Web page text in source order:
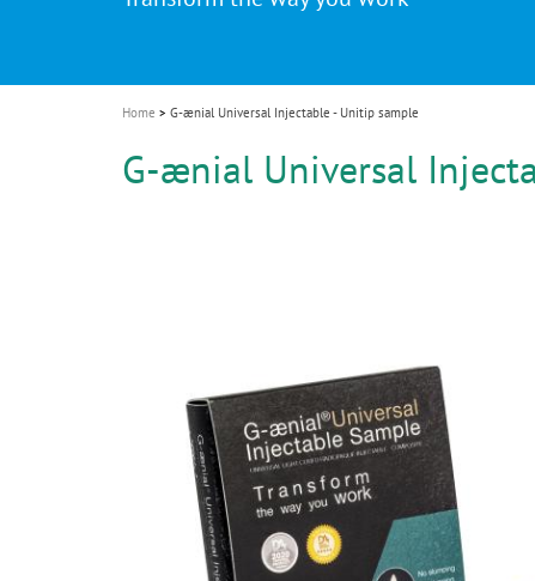
i
n
Home G-ænial Universal Injectable - Unitip sample
G-ænial Universal